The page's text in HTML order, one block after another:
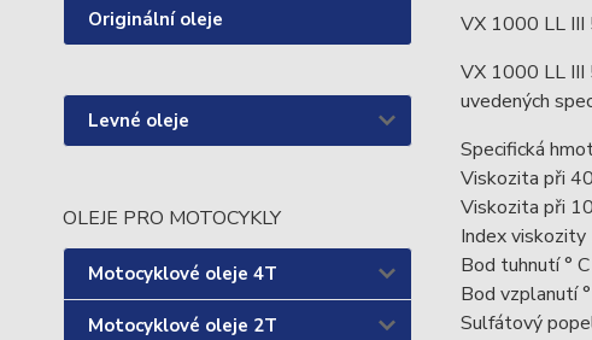
Originální oleje
Levné oleje
OLEJE PRO MOTOCYKLY
Motocyklové oleje 4T
Motocyklové oleje 2T
VX 1000 LL III
VX 1000 LL III
uvedených
Specifická
Viskozita při
Viskozita při
Index
Bod tuhnutí °
Bod vzplanutí
Sulfátový